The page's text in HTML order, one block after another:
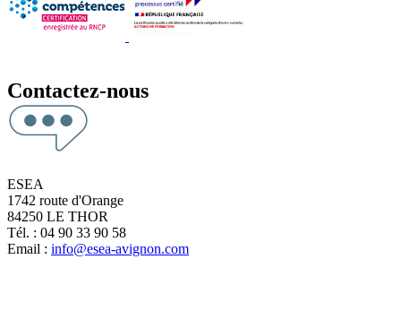
Contactez-nous
ESEA
1742 route d'Orange
84250 LE THOR
Tél. : 04 90 33 90 58
Email : info@esea-avignon.com